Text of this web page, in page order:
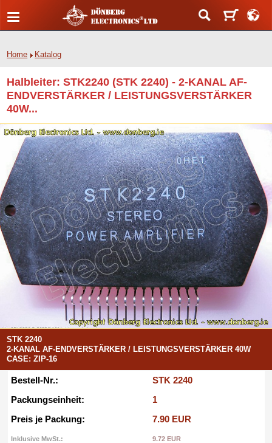
Home Katalog
Halbleiter: STK2240 (STK 2240) - 2-KANAL AF-
ENDVERSTÄRKER / LEISTUNGSVERSTÄRKER
40W...
STK 2240
2-KANAL AF-ENDVERSTÄRKER / LEISTUNGSVERSTÄRKER 40W
CASE: ZIP-16
Bestell-Nr.:
STK 2240
Packungseinheit:
1
Preis je Packung:
7.90 EUR
Inklusive MwSt.: 9.72 EUR